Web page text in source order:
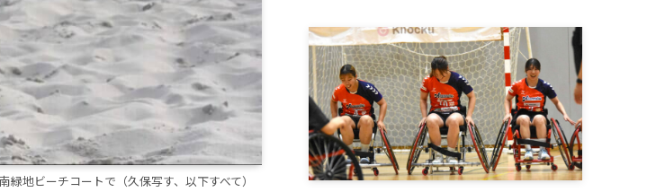
地ビーチコートで（久保写す、以下すべて）